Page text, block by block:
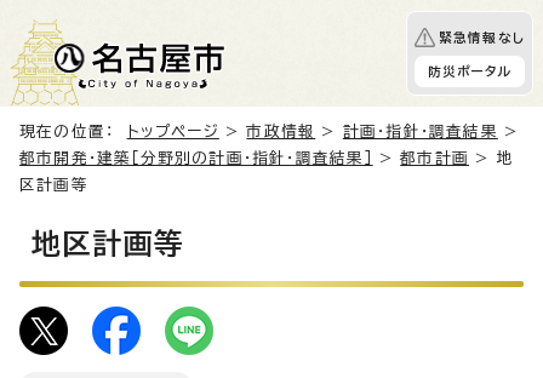
緊急情報なし
防災ポータル
現在の位置： トップページ >市政情報 > 計画・指針・調査結果
>
都市開発・建築［分野別の計画・指針・調査結果］
>都市計画
> 地
区計画等
地区計画等